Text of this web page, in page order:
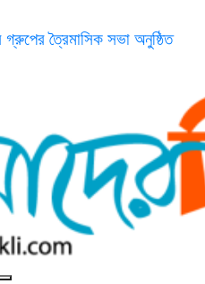
গ্রুপের ত্রৈমাসিক সভা অনুষ্ঠিত